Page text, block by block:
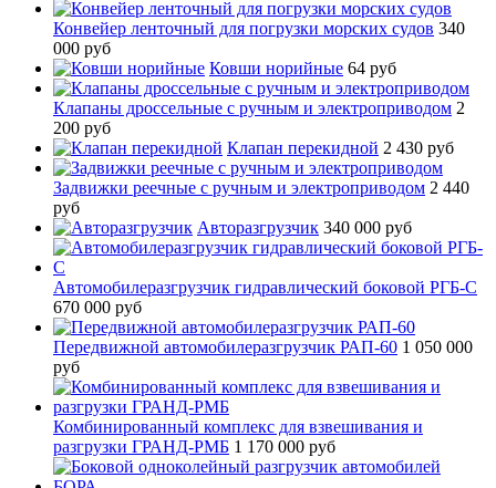
Конвейер ленточный для погрузки морских судов 340
000 руб
Ковши норийные 64 руб
Клапаны дроссельные с ручным и электроприводом 2
200 руб
Клапан перекидной 2 430 руб
Задвижки реечные с ручным и электроприводом 2 440
руб
Авторазгрузчик 340 000 руб
Автомобилеразгрузчик гидравлический боковой РГБ-С
670 000 руб
Передвижной автомобилеразгрузчик РАП-60 1 050 000
руб
Комбинированный комплекс для взвешивания и
разгрузки ГРАНД-РМБ 1 170 000 руб